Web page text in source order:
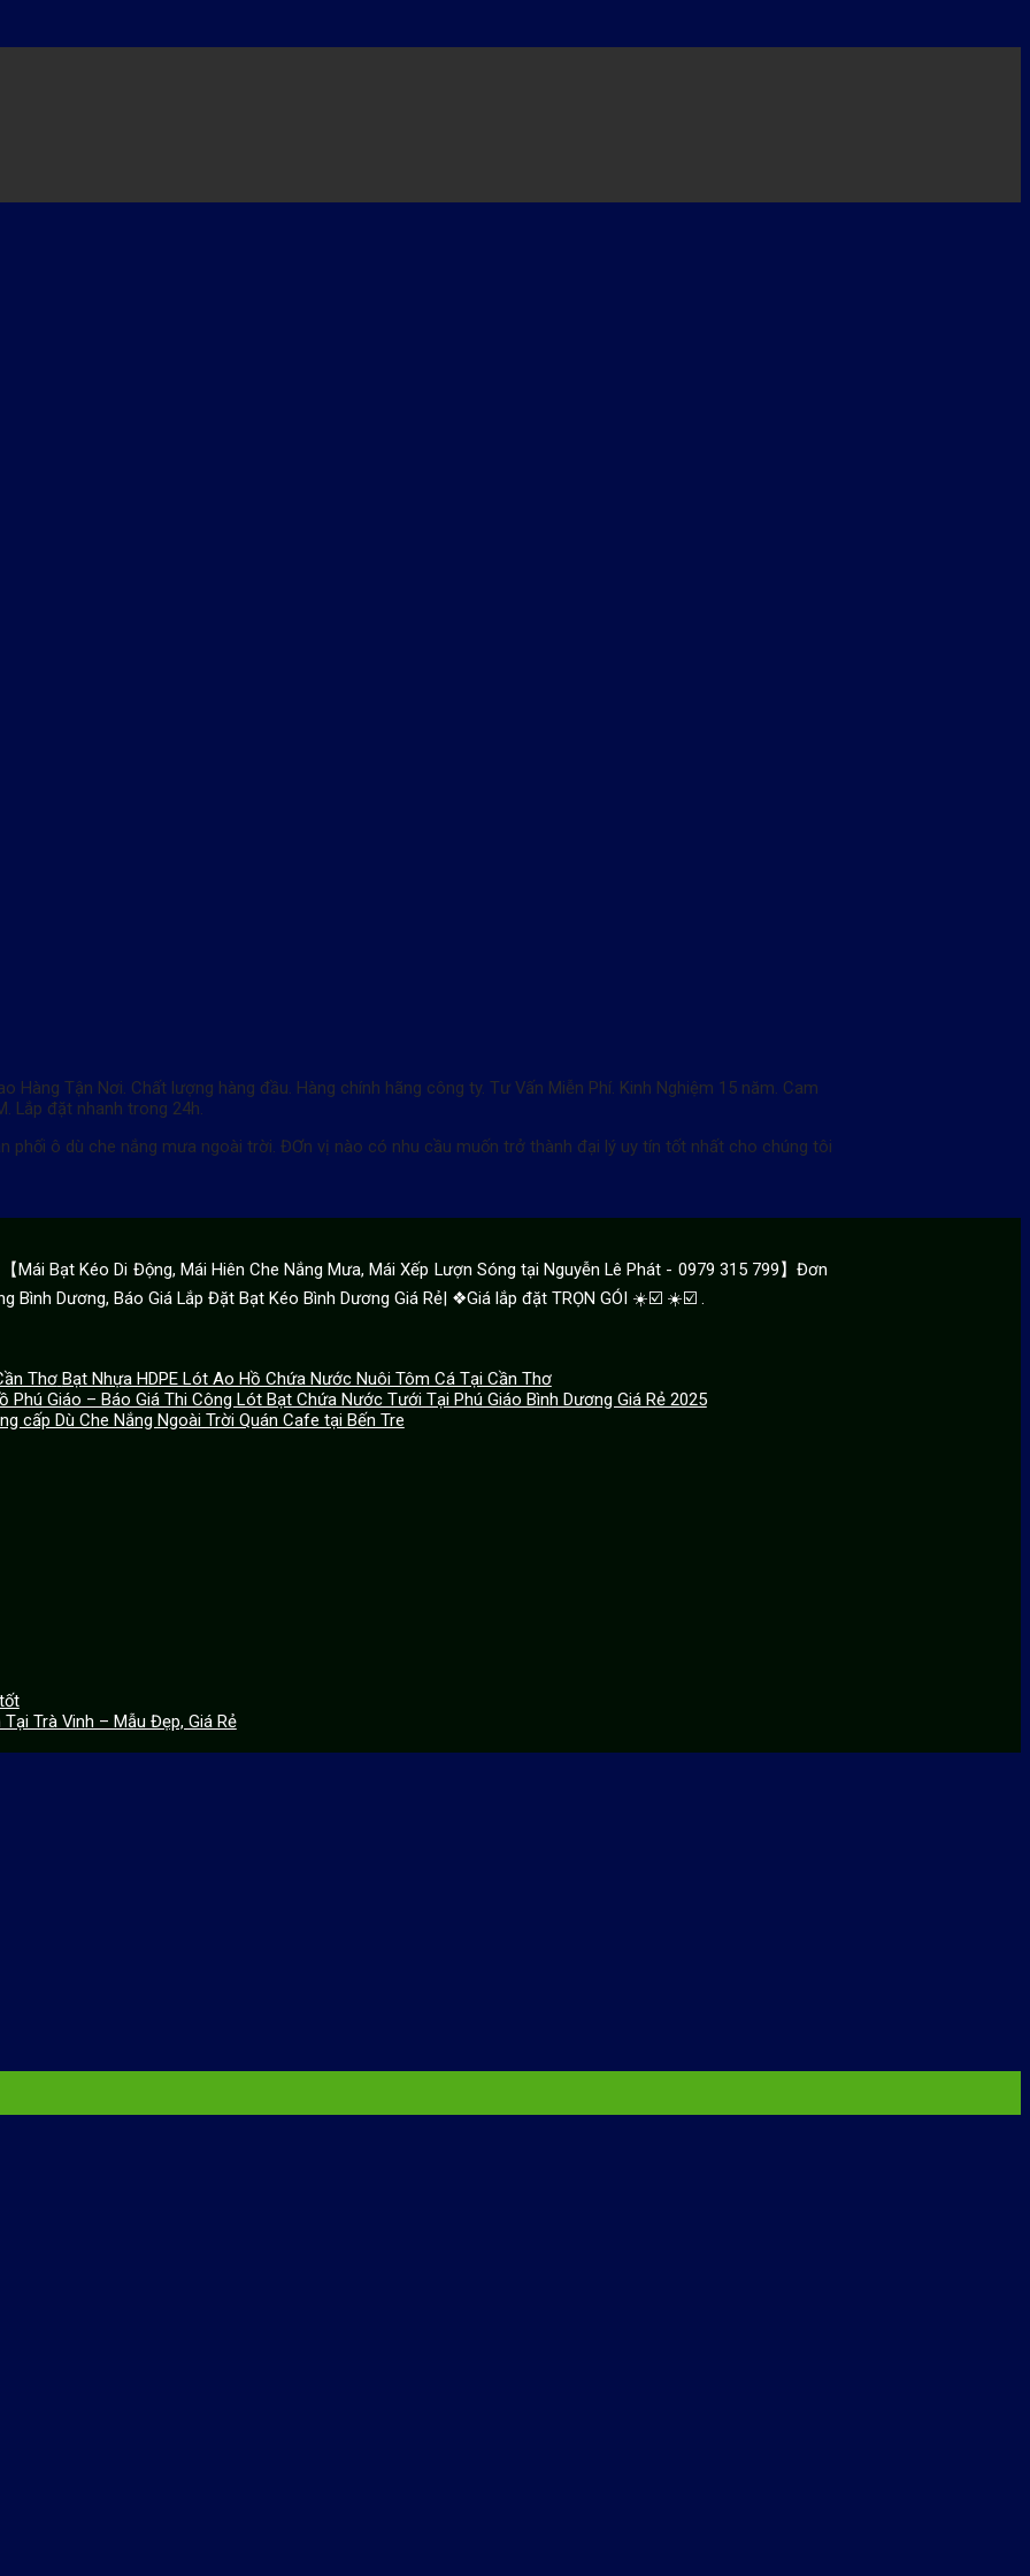
Hàng Tận Nơi. Chất lượng hàng đầu. Hàng chính hãng công ty. Tư Vấn Miễn Phí. Kinh Nghiệm 15 năm. Cam
Lắp đặt nhanh trong 24h.
phối ô dù che nắng mưa ngoài trời. ĐƠn vị nào có nhu cầu muốn trở thành đại lý uy tín tốt nhất cho chúng tôi
Mái Bạt Kéo Di Động, Mái Hiên Che Nắng Mưa, Mái Xếp Lượn Sóng tại Nguyễn Lê Phát - 0979 315 799】Đơn
Bình Dương, Báo Giá Lắp Đặt Bạt Kéo Bình Dương Giá Rẻ| ❖Giá lắp đặt TRỌN GÓI ☀️☑️ ☀️☑️ .
Bạt Nhựa HDPE Lót Ao Hồ Chứa Nước Nuôi Tôm Cá Tại Cần Thơ
Phú Giáo – Báo Giá Thi Công Lót Bạt Chứa Nước Tưới Tại Phú Giáo Bình Dương Giá Rẻ 2025
cấp Dù Che Nắng Ngoài Trời Quán Cafe tại Bến Tre
Trà Vinh – Mẫu Đẹp, Giá Rẻ